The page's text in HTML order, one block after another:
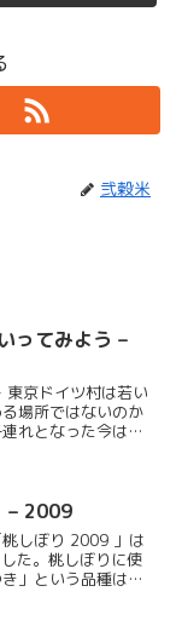
弐穀米
ってみよう –
東京ドイツ村は若い
場所ではないのか
れとなった今はす
– 2009
しぼり 2009 」は
た。桃しぼりに使
」という品種は皇